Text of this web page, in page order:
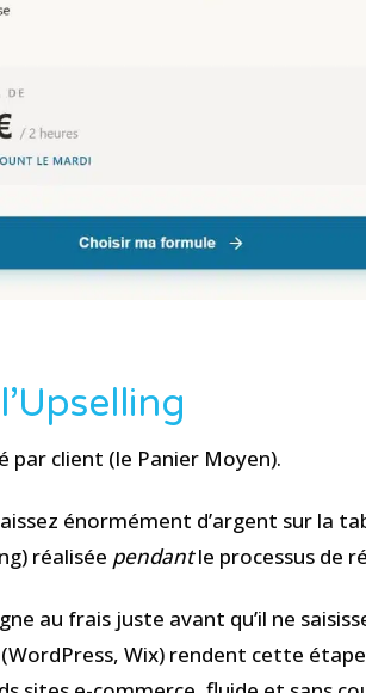
client (le Panier Moyen).
énormément d’argent sur la
réalisée pendantle processus de
au frais juste avant qu’il ne
Wix) rendent cette étape